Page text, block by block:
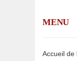
MENU
Accueil de